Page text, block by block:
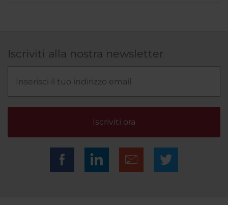
Iscriviti alla nostra newsletter
Iscriviti ora